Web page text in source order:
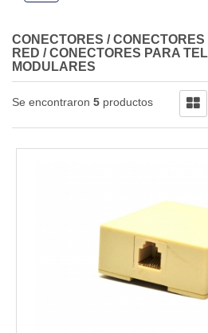
CONECTORES /
RED /CONECTORES PARA
MODULARES
Se encontraron 5 productos